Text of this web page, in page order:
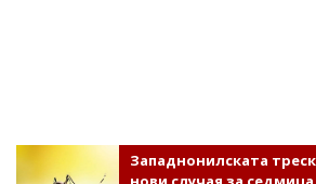
Западнонилската